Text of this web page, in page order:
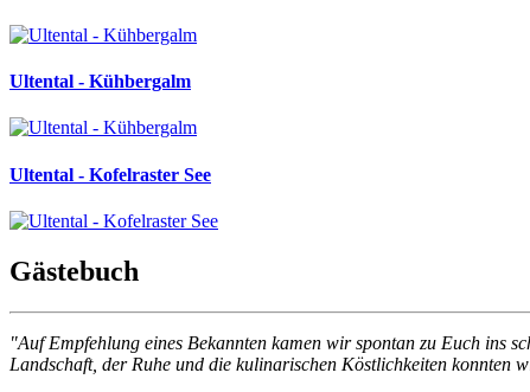
Ultental - Kühbergalm
Ultental - Kofelraster See
Gästebuch
"Auf Empfehlung eines Bekannten kamen wir spontan zu Euch ins
Landschaft, der Ruhe und die kulinarischen Köstlichkeiten konnten